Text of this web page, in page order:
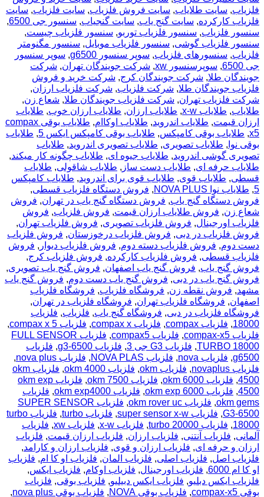
فلزیاب, سایت طلایاب, سایت فروش فلزیاب, سایت فلزیاب, سایت
فلزیاب کارکرده, سایت گنج یاب, سایت گنجیاب, سنسور جی 6500
,
سنسور فلزیاب, سنسور فلزیاب توربو, سنسور فلزیاب چیست,
سنسور فلزیاب گوشی, سنسور فلزیاب موبایل, سنسور مگنومتر
فلزیاب, سنسورهای فلزیاب, سوپر سنسور g6500 , سوپر سنسور
جی 6500
, سوپرسنسور xw , شرکت جویندگان تهران, شرکت
جویندگان طلا, شرکت جویندگان کرج, شرکت خرید و فروش
فلزیاب جویندگان طلا, شرکت فلزیاب, شرکت فلزیاب ارزان,
شرکت فلزیاب تهران, شرکت فلزیاب جویندگان طلا, شعاع زن,
طلایاب, طلایاب x-w , طلایاب ارزان, طلایاب ارزان خوب, طلایاب
ارزان قیمت, طلایاب اندروید, طلایاب اوکاام,
طلایاب بوقی compax
x5
, طلایاب بوقی کامپکس, طلایاب بوقی کامپکس ایکس 5 , طلایاب
بوقی نوا , طلایاب تصویری, طلایاب تصویری اندروید, طلایاب
تصویری گوشی اندروید, طلایاب جیوه ای, طلایاب چگونه کار میکند,
طلایاب حرفه ای, طلایاب دست ساز , طلایاب شاقولی, طلایاب
قسطی, طلایاب قوی, طلایاب قوی برای اندروید, طلایاب کامپکس
5
, طلایاب نوا NOVA PLUS , فروش دستگاه فلزیاب قسطی,
فروش دستگاه گنج یاب, فروش دستگاه گنج یاب در تهران, فروش
شعاع زن, فروش طلایاب ارزان قیمت, فروش فلزیاب, فروش
فلزیاب اورجینال, فروش فلزیاب تصویری, فروش فلزیاب تهران,
فروش فلزیاب در دبی, فروش فلزیاب درخوزستان, فروش فلزیاب
دست دوم, فروش فلزیاب دسته دوم, فروش فلزیاب دیوار , فروش
فلزیاب قسطی, فروش فلزیاب کارکرده, فروش فلزیاب کرج,
فروش گنج یاب, فروش گنج یاب اصفهان, فروش گنج یاب تصویری,
فروش گنج یاب در دبی, فروش گنج یاب دست دوم, فروش گنج یاب
مشهد, فروش نقطه زن, فروشگاه فلزیاب, فروشگاه فلزیاب
اصفهان, فروشگاه فلزیاب تهران, فروشگاه فلزیاب در تهران,
فروشگاه فلزیاب در دبی, فروشگاه گنج یاب, فلزیاب, فلزیاب
18000
, فلزیاب compax , فلزیاب compax x , فلزیاب compax x 5
,
فلزیاب compax-x5
, فلزیاب compax5 ,
فلزیاب FULL SENSOR
TURBO 18000
, فلزیاب G3 جی 3 , فلزیاب g3-6500 , فلزیاب
g6500
, فلزیاب nova , فلزیاب NOVA PLAS , فلزیاب nova plus
,
فلزیاب novaplus
, فلزیاب okm , فلزیاب okm 4000 ,
فلزیاب okm
4500
, فلزیاب okm 6000 , فلزیاب okm 7500 ,
فلزیاب okm exp
4500
, فلزیاب okm exp 6000 , فلزیاب okm exp4000 , فلزیاب
okm gems
, فلزیاب okm rover uc ,
فلزیاب SUPER SENSOR
G3-6500
, فلزیاب super sensor x-w , فلزیاب turbo ,
فلزیاب turbo
18000
, فلزیاب turbo 20000 , فلزیاب x-w , فلزیاب xw , فلزیاب
آلمانی, فلزیاب آنتنی, فلزیاب ارزان, فلزیاب ارزان قیمت, فلزیاب
ارزان و حرفه ای, فلزیاب ارزان و قوی, فلزیاب ارزان و کارامد,
فلزیاب اصل, فلزیاب اصلی, فلزیاب المان, فلزیاب او کا ام, فلزیاب
او کا ام 6000
, فلزیاب اورجینال, فلزیاب اوکام, فلزیاب ایکس,
فلزیاب ایکس دبلیو, فلزیاب ایکس دبیلیو, فلزیاب بوقی, فلزیاب
بوقی compax-x5
, فلزیاب بوقی NOVA , فلزیاب بوقی nova plus ,